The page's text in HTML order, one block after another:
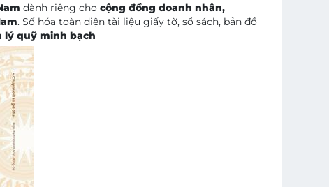
dành riêng chocộng đồng doanh nhân,
. Số hóa toàn diện tài liệu giấy tờ, sổ sách, bản đồ
lý quỹ minh bạch